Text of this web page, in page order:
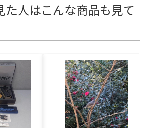
た人はこんな商品も見て